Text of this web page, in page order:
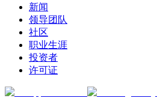
新闻
领导团队
社区
职业生涯
投资者
许可证